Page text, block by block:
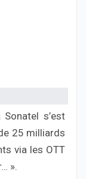
Sonatel s’est
25 milliards
via les OTT
».